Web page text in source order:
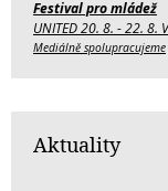
Festival pro mládež
UNITED 20. 8. - 22. 8.
Mediálně spolupracujeme
Aktuality